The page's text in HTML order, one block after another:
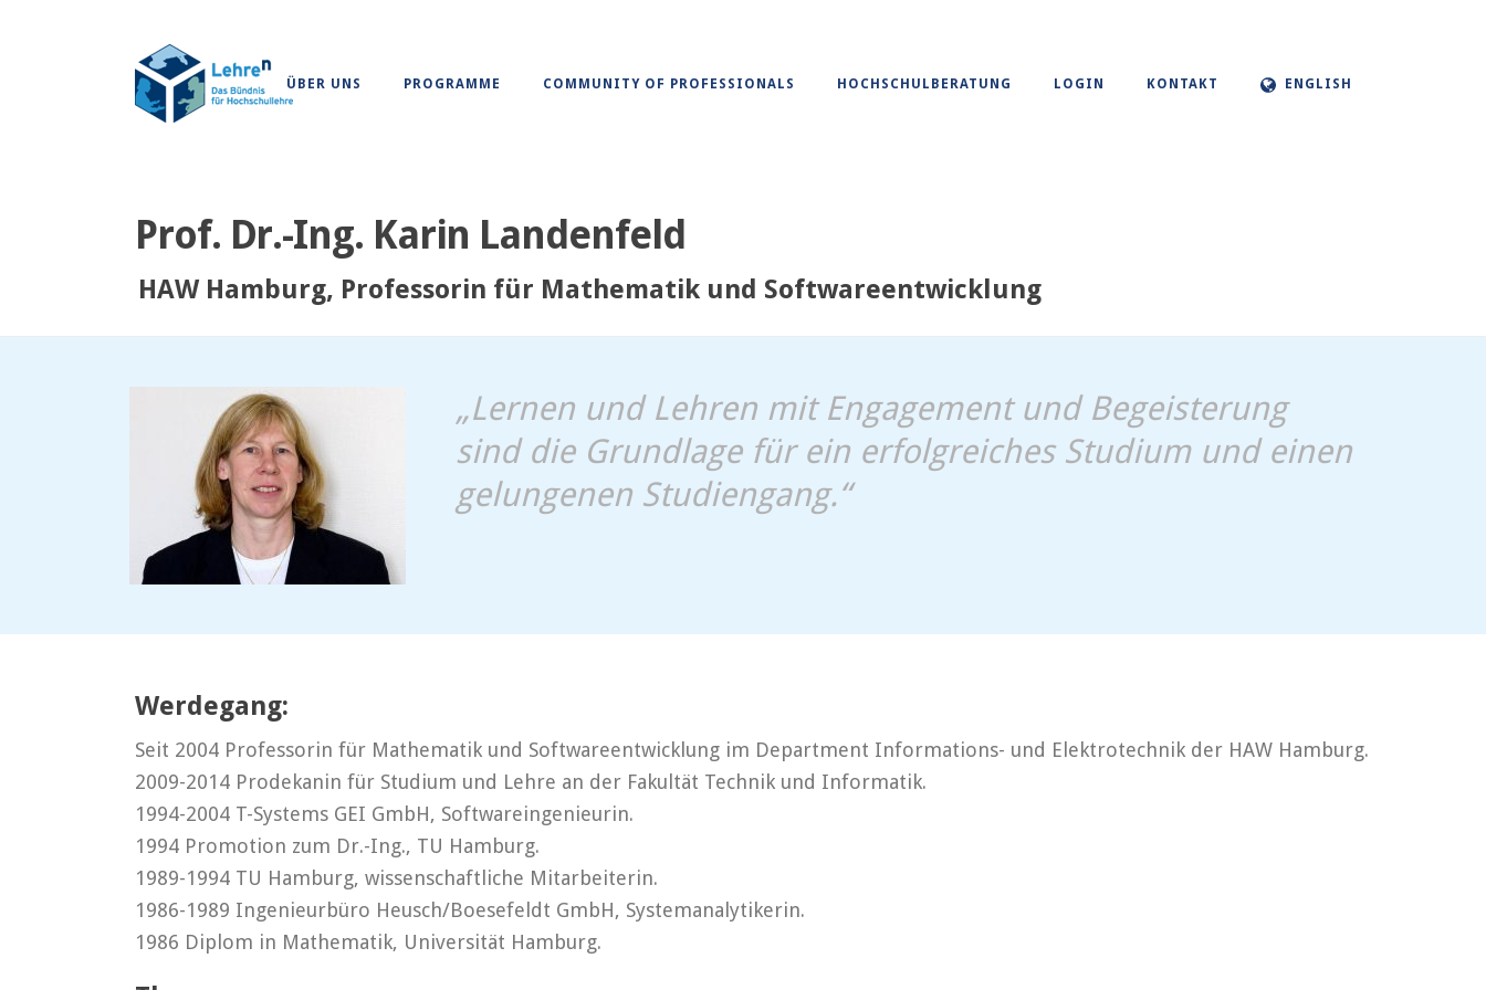
ÜBER UNS PROGRAMME COMMUNITY OF PROFESSIONALS HOCHSCHULBERATUNG LOGIN KONTAKT ENGLISH
Prof. Dr.-Ing. Karin Landenfeld
HAW Hamburg, Professorin für Mathematik und Softwareentwicklung
„Lernen und Lehren mit Engagement und Begeisterung
sind die Grundlage für ein erfolgreiches Studium und einen
gelungenen Studiengang.“
Werdegang:
Seit 2004 Professorin für Mathematik und Softwareentwicklung im Department Informations- und Elektrotechnik der HAW Hamburg.
2009-2014 Prodekanin für Studium und Lehre an der Fakultät Technik und Informatik.
1994-2004 T-Systems GEI GmbH, Softwareingenieurin.
1994 Promotion zum Dr.-Ing., TU Hamburg.
1989-1994 TU Hamburg, wissenschaftliche Mitarbeiterin.
1986-1989 Ingenieurbüro Heusch/Boesefeldt GmbH, Systemanalytikerin.
1986 Diplom in Mathematik, Universität Hamburg.